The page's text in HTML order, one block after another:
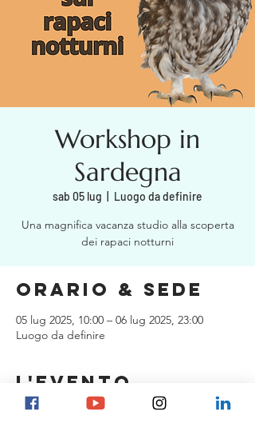
Workshop in
Sardegna
sab 05 lug Luogo da definire
Una magnifica vacanza studio alla scoperta
dei rapaci notturni
Orario & Sede
05 lug 2025, 10:00 – 06 lug 2025, 23:00
Luogo da definire
L'evento
Evento in definizione